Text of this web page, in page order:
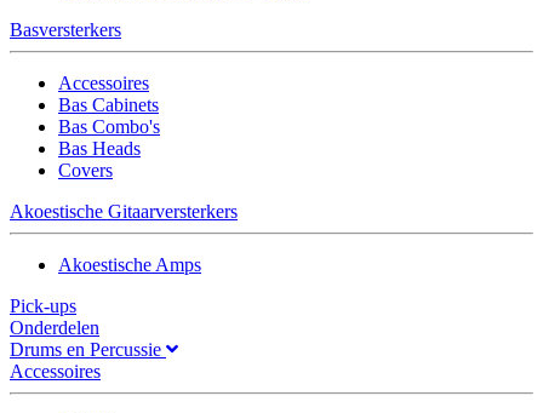
Basversterkers
Accessoires
Bas Cabinets
Bas Combo's
Bas Heads
Covers
Akoestische Gitaarversterkers
Akoestische Amps
Pick-ups
Onderdelen
Drums en Percussie
Accessoires